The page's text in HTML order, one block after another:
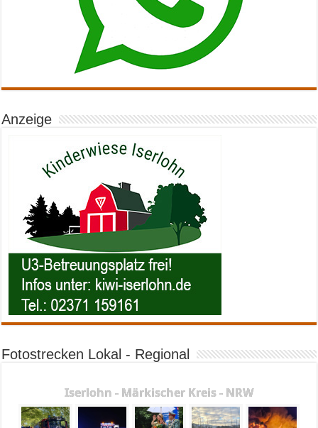
Anzeige
Fotostrecken Lokal - Regional
Iserlohn - Märkischer Kreis - NRW